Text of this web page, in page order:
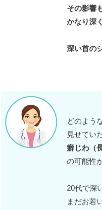
その影響
かなり深
深い首の
どのよう
見せてい
癖じわ（
の可能性
20代で深
まだお若